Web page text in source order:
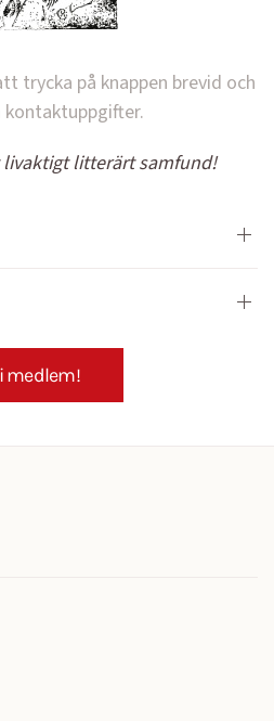
trycka på knappen brevid och
kontaktuppgifter.
litterärt samfund!
medlem!